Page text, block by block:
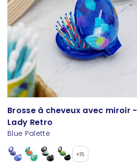
Brosse à cheveux avec miroir -
Lady Retro
Blue Palette
+15